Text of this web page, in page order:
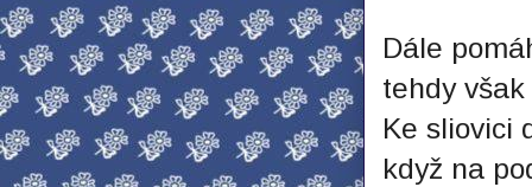
Dále
tehdy
Ke sliovici
když na